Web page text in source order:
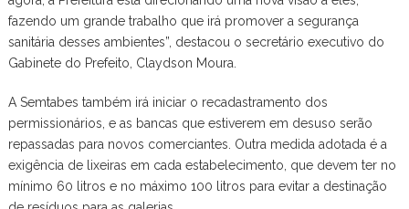
fazendo um grande trabalho que irá promover a segurança
sanitária desses ambientes”, destacou o secretário executivo do
Gabinete do Prefeito, Claydson Moura.
A Semtabes também irá iniciar o recadastramento dos
permissionários, e as bancas que estiverem em desuso serão
repassadas para novos comerciantes. Outra medida adotada é a
exigência de lixeiras em cada estabelecimento, que devem ter no
mínimo 60 litros e no máximo 100 litros para evitar a destinação